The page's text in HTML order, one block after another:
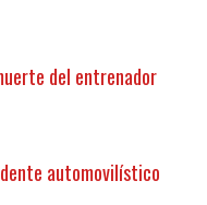
del entrenador
automovilístico